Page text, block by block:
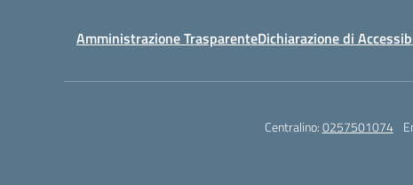
Amministrazione TrasparenteDichiarazione di
Centralino:0257501074